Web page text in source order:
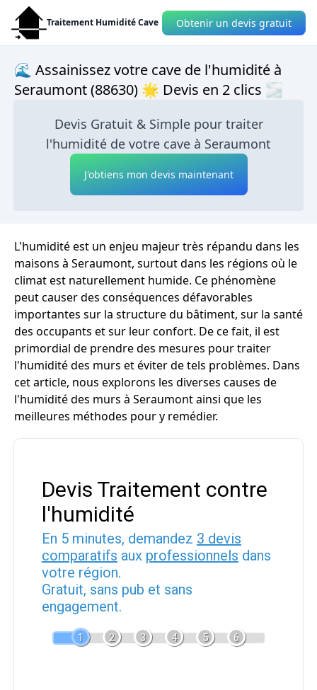
Traitement Humidité Cave Obtenir un devis gratuit
🌊 Assainissez votre cave de l'humidité à
Seraumont (88630) 🌟 Devis en 2 clics 🌫
Devis Gratuit & Simple pour traiter
l'humidité de votre cave à Seraumont
J'obtiens mon devis maintenant
L'humidité est un enjeu majeur très répandu dans les
maisons à Seraumont, surtout dans les régions où le
climat est naturellement humide. Ce phénomène
peut causer des conséquences défavorables
importantes sur la structure du bâtiment, sur la santé
des occupants et sur leur confort. De ce fait, il est
primordial de prendre des mesures pour traiter
l'humidité des murs et éviter de tels problèmes. Dans
cet article, nous explorons les diverses causes de
l'humidité des murs à Seraumont ainsi que les
meilleures méthodes pour y remédier.
Devis Traitement contre
l'humidité
En 5 minutes, demandez 3 devis
comparatifs aux professionnels dans
votre région.
Gratuit, sans pub et sans
engagement.
1 2 3 4 5 6